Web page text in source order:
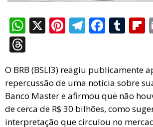
W
h
s
A
p
p
X Pi
nt
es
t
T
el
gr
a
m
F
a
b
o
o
k
T
u
bl
r
p
o
d
e
a
d
O BRB (BSLI3) reagiu publicamente
repercussão de uma notícia sobre
Banco Master e afirmou que não
de cerca de R$ 30 bilhões, como
interpretação que circulou no